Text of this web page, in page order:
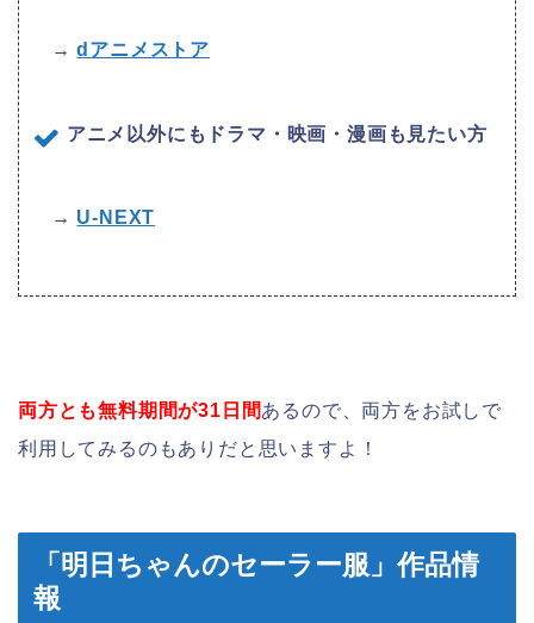
→dアニメストア
アニメ以外にもドラマ・映画・漫画も見たい方
→ U-NEXT
両方とも無料期間が31日間あるので、両方をお試しで
利用してみるのもありだと思いますよ！
「明日ちゃんのセーラー服」作品情
報